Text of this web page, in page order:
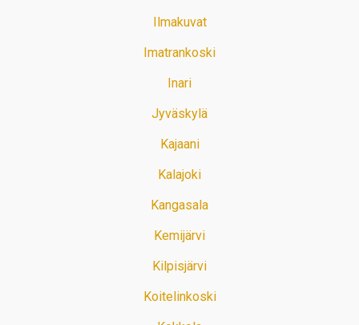
Ilmakuvat
Imatrankoski
Inari
Jyväskylä
Kajaani
Kalajoki
Kangasala
Kemijärvi
Kilpisjärvi
Koitelinkoski